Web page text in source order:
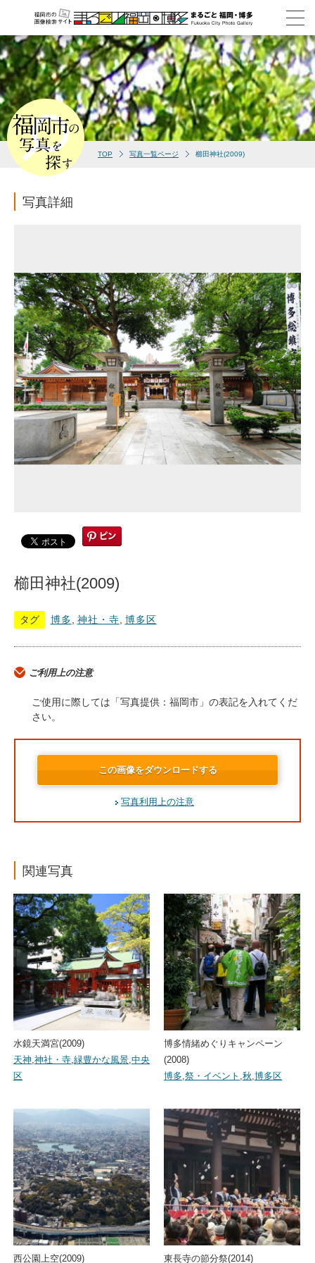
TOP 写真一覧ページ 櫛田神社(2009)
写真詳細
櫛田神社(2009)
タグ 博多 神社・寺 博多区
ご利用上の注意
ご使用に際しては「写真提供：福岡市」の表記を入れてくだ
さい。
この画像をダウンロードする
写真利用上の注意
関連写真
水鏡天満宮(2009)
天神,神社・寺,緑豊かな風景,中央
区
博多情緒めぐりキャンペーン
(2008)
博多,祭・イベント ,秋,博多区
西公園上空(2009) 東長寺の節分祭(2014)